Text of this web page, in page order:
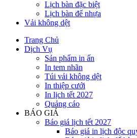
Lịch bàn đặc biệt
Lịch bàn đế nhựa
Vải không dệt
Trang Chủ
Dịch Vụ
Sản phẩm in ấn
In tem nhãn
Túi vải không dệt
In thiệp cưới
In lịch tết 2027
Quảng cáo
BÁO GIÁ
Báo giá lịch tết 2027
Báo giá in lịch độc